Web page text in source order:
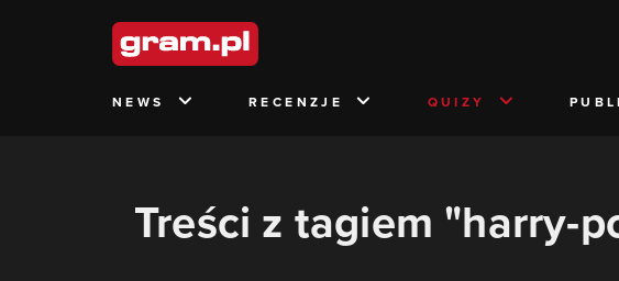
NEWS RECENZJE QUIZY
Treści z tagiem "harry-